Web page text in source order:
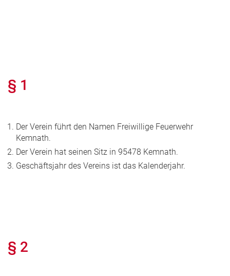
§ 1
Der Verein führt den Namen Freiwillige Feuerwehr
Kemnath.
Der Verein hat seinen Sitz in 95478 Kemnath.
Geschäftsjahr des Vereins ist das Kalenderjahr.
§ 2